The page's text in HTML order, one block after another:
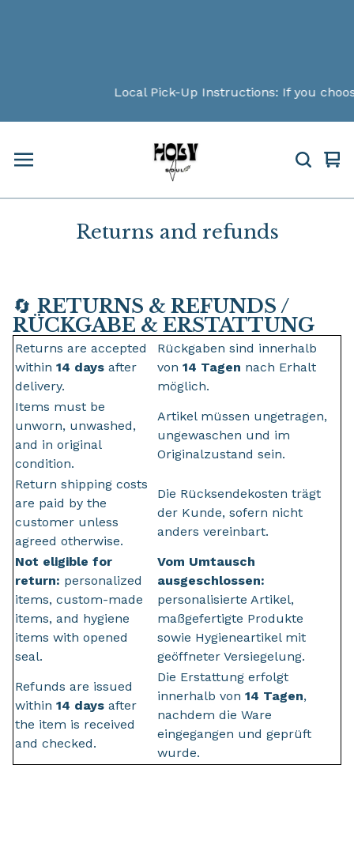
Local Pick-Up Instructions: If you
0
Returns and refunds
🔄 RETURNS & REFUNDS /
RÜCKGABE & ERSTATTUNG
Returns are accepted
within 14 days after
delivery.
Rückgaben sind innerhalb
von 14 Tagen nach Erhalt
möglich.
Items must be
unworn, unwashed,
and in original
condition.
Artikel müssen ungetragen,
ungewaschen und im
Originalzustand sein.
Return shipping costs
are paid by the
customer unless
agreed otherwise.
Die Rücksendekosten trägt
der Kunde, sofern nicht
anders vereinbart.
Not eligible for
return: personalized
items, custom-made
items, and hygiene
items with opened
seal.
Vom Umtausch
ausgeschlossen:
personalisierte Artikel,
maßgefertigte Produkte
sowie Hygieneartikel mit
geöffneter Versiegelung.
Refunds are issued
within 14 days after
the item is received
and checked.
Die Erstattung erfolgt
innerhalb von 14 Tagen,
nachdem die Ware
eingegangen und geprüft
wurde.